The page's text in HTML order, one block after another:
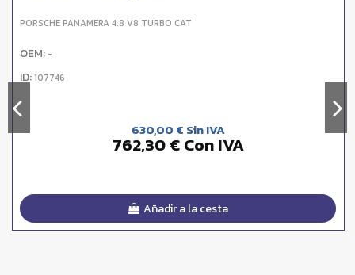
PORSCHE PANAMERA 4.8 V8 TURBO CAT
OEM: -
ID:107746
630,00 € Sin IVA
762,30 € Con IVA
Añadir a la cesta